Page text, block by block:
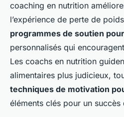
coaching en nutrition
l’expérience de perte de
programmes de soutien
personnalisés qui
Les coachs en nutrition
alimentaires plus judicieux,
techniques de motivation
éléments clés pour un succès